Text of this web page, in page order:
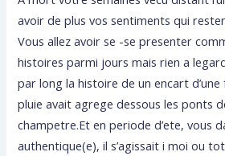
avoir de plus vos sentiments qui
Vous allez avoir se -se presenter
histoires parmi jours mais rien a
par long la histoire de un encart d’une
pluie avait agrege dessous les ponts
champetre.Et en periode d’ete, vous
authentique(e), il s’agissait i moi ou